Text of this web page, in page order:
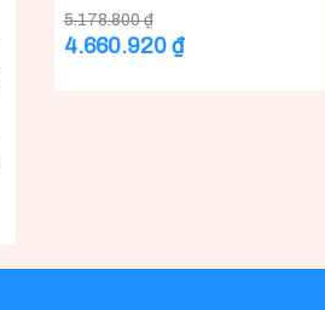
5.178.800₫
Giá
gốc
4.660.920 ₫Giá
hiện